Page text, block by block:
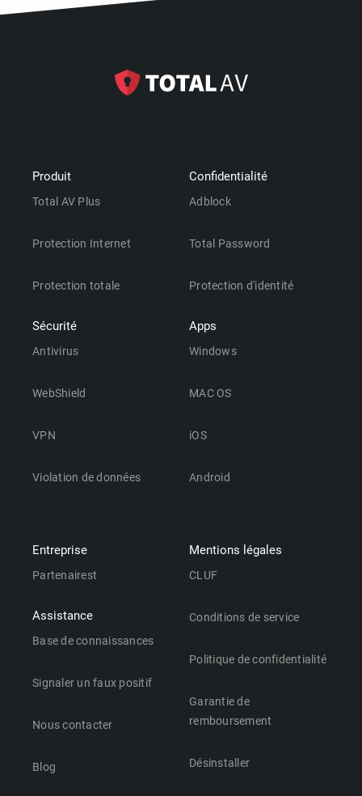
Produit
Total AV Plus
Protection Internet
Protection totale
Sécurité
Antivirus
WebShield
VPN
Violation de données
Confidentialité
Adblock
Total Password
Protection d'identité
Apps
Windows
MAC OS
iOS
Android
Entreprise
Partenairest
Assistance
Base de connaissances
Signaler un faux positif
Nous contacter
Blog
Mentions légales
CLUF
Conditions de service
Politique de confidentialité
Garantie de
remboursement
Désinstaller